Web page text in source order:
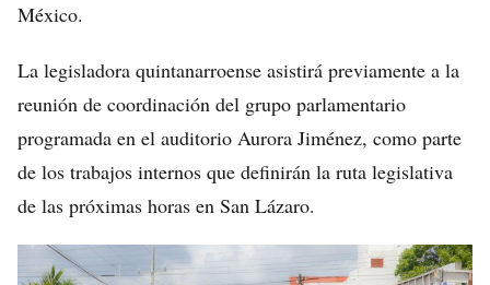
México.
La legisladora quintanarroense asistirá previamente a la
reunión de coordinación del grupo parlamentario
programada en el auditorio Aurora Jiménez, como parte
de los trabajos internos que definirán la ruta legislativa
de las próximas horas en San Lázaro.